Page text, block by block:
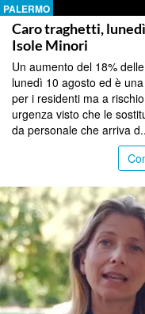
PALERMO
Caro traghetti,
Isole Minori
Un aumento del 18%
lunedì 10 agosto ed è
per i residenti ma a
urgenza visto che le
da personale che arriva